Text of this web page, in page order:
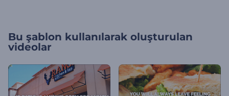
Bu şablon kullanılarak oluşturulan
videolar